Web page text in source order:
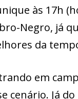
às 17h
Negro, já
da
em
cenário. Já